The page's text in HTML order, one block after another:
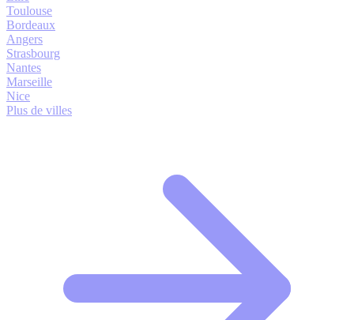
Toulouse
Bordeaux
Angers
Strasbourg
Nantes
Marseille
Nice
Plus de villes